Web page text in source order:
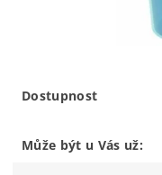
Dostupnost
Může být u Vás už: